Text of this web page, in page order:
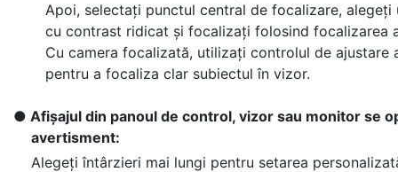
Apoi, selectați punctul central de focalizare, alegeți
cu contrast ridicat și focalizați folosind focalizarea
Cu camera focalizată, utilizați controlul de ajustare
pentru a focaliza clar subiectul în vizor.
Afișajul din panoul de control, vizor sau monitor se
avertisment:
Alegeți întârzieri mai lungi pentru setarea